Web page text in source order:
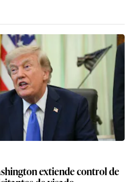
extiende control de